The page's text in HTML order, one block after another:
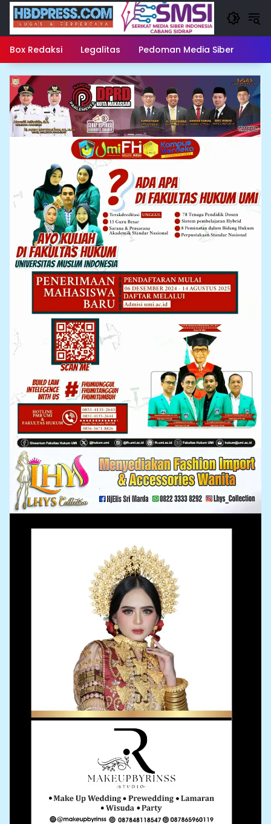
Langsung
konten
Box Redaksi Legalitas Pedoman Media Siber